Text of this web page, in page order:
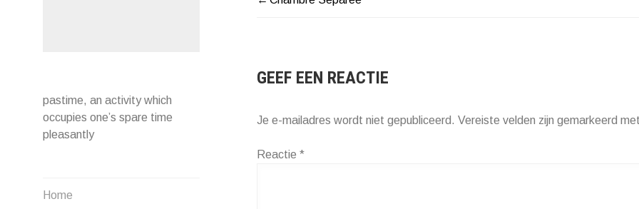
pastime, an activity which
occupies one’s spare time
pleasantly
Home
BERICHT
GEEF EEN REACTIE
Je e-mailadres wordt niet gepubliceerd. Vereiste velden zijn gemarkeerd
Reactie *